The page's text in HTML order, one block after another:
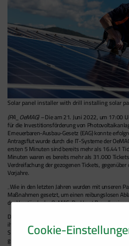
Solar panel installer with drill installing solar
(PA_OeMAG) –Die am 21. Juni 2022, um 17:00
für die Investitionsförderung von
Erneuerbaren-Ausbau-Gesetz (EAG) konnte
Antragsflut wurde durch die IT-Systeme der
ersten 5 Minuten sind bereits mehr als 16.441
Minuten waren es bereits mehr als 31.000
Verdreifachung der gezogenen Tickets,
Vorjahre.
„Wie in den letzten Jahren wurden mit unseren
Maßnahmen gesetzt, um einen reibungslosen
der Vorstände der OeMAG, Dr. Horst Brandlmaier
Die Antragsteller haben nun ab Mittwoch (22. Juni
ihren Antrag zu vervollständigen. Für den Ausbau
Stromspeichern stehen 2022 insgesamt 240 Mio.
gemäß EAG zur Verfügung – damit ist das Budget
Cookie-